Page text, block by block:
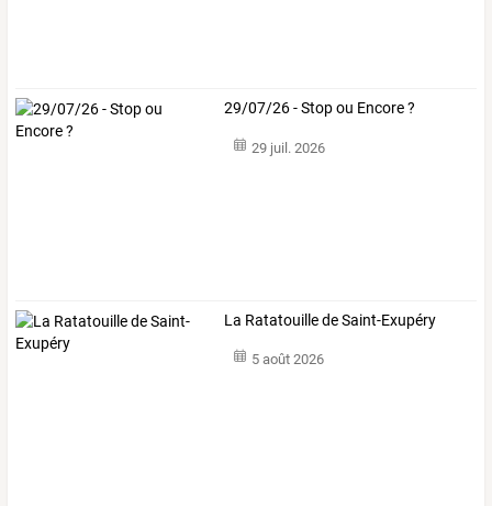
29/07/26 - Stop ou Encore ?
29 juil. 2026
La Ratatouille de Saint-Exupéry
5 août 2026